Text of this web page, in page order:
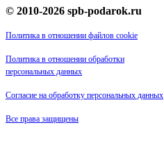
© 2010-2026 spb-podarok.ru
Политика в отношении файлов cookie
Политика в отношении обработки
персональных данных
Согласие на обработку персональных данных
Все права защищены